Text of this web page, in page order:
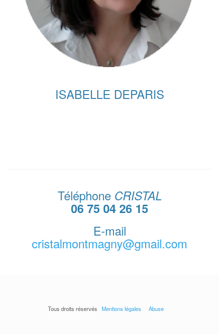
ISABELLE DEPARIS
Téléphone CRISTAL
06 75 04 26 15
E-mail
cristalmontmagny@gmail.com
Tous droits réservés Mentions légales Abuse